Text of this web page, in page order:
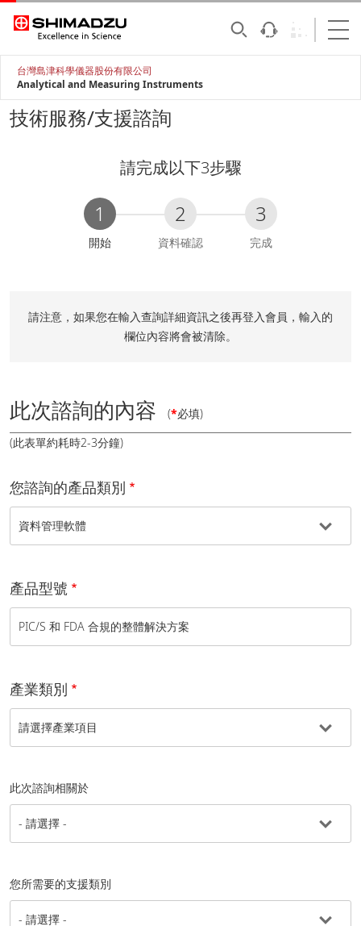
台灣島津科學儀器股份有限公司
Analytical and Measuring Instruments
技術服務/支援諮詢
請完成以下3步驟
1
C
e
n
開始
2
資料確認
3
完成
請注意，如果您在輸入查詢詳細資訊之後再登入會員，輸入的
欄位內容將會被清除。
此次諮詢的內容 (*必填)
(此表單約耗時2-3分鐘)
您諮詢的產品類別
產品型號
產業類別
此次諮詢相關於
您所需要的支援類別